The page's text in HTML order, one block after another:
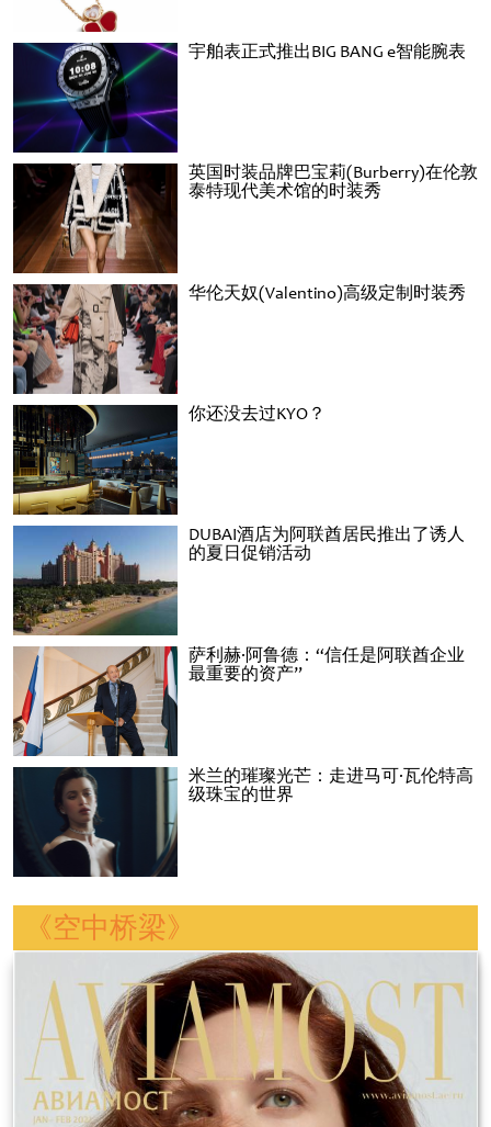
宇舶表正式推出BIG BANG e智能腕表
英国时装品牌巴宝莉(Burberry)在伦敦
泰特现代美术馆的时装秀
华伦天奴(Valentino)高级定制时装秀
你还没去过KYO？
DUBAI酒店为阿联酋居民推出了诱人
的夏日促销活动
萨利赫·阿鲁德：“信任是阿联酋企业
最重要的资产”
米兰的璀璨光芒：走进马可·瓦伦特高
级珠宝的世界
《空中桥梁》